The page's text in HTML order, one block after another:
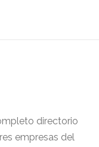
directorio
empresas del